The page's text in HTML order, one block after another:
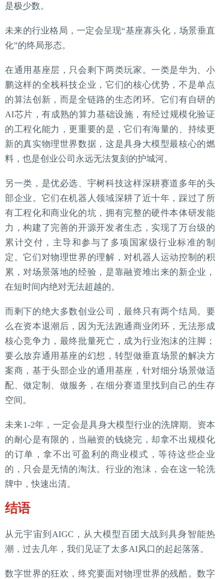
是极少数。
未来的行业格局，一定会呈现“基座寡头化，场景垂直
化”的终局形态。
在通用基座层，只会剩下两类玩家。一类是华为、小
鹏这样的全栈科技企业，它们的核心优势，不是单点
的算法创新，而是全链路的生态闭环。它们有自研的
AI芯片，有成熟的算力基础设施，有经过规模化验证
的工程化能力，更重要的是，它们有海量的、持续更
新的真实物理世界数据，这是具身大模型最核心的燃
料，也是创业公司永远无法复刻的护城河。
另一类，是优必选、宇树科技这样深耕赛道多年的头
部企业。它们在机器人领域深耕了近十年，踩过了所
有工程化和商业化的坑，拥有完整的硬件本体研发能
力，构建了完善的开源开发者生态，实现了万台级的
累计交付，主导和参与了多项国家级行业标准的制
定。它们对物理世界的理解，对机器人运动控制的积
累，对场景落地的经验，是靠融资堆出来的新企业，
在短时间内绝对无法超越的。
而剩下的绝大多数创业公司，最终只有两个结局。要
么在资本退潮后，因为无法跑通商业闭环，无法形成
核心竞争力，最终批量死亡，成为行业泡沫的注脚；
要么放弃通用基座的幻想，转型做垂直场景的解决方
案商，基于头部企业的通用基座，针对细分场景做适
配、做定制、做服务，在细分赛道里找到自己的生存
空间。
未来1-2年，一定会是具身大模型行业的洗牌期。资本
的耐心是有限的，当融资的钱烧完，却拿不出规模化
的订单，拿不出可盈利的商业模式，等待这些企业
的，只会是无情的淘汰。行业的泡沫，会在这一轮洗
牌中，快速出清。
结语
从元宇宙到AIGC，从大模型百团大战到具身智能热
潮，过去几年，我们见证了太多AI风口的起起落落。
数字世界的狂欢，终究要面对物理世界的残酷。数字